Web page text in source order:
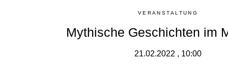
VERANSTALTUNG
Mythische Geschichten im
21.02.2022 , 10:00